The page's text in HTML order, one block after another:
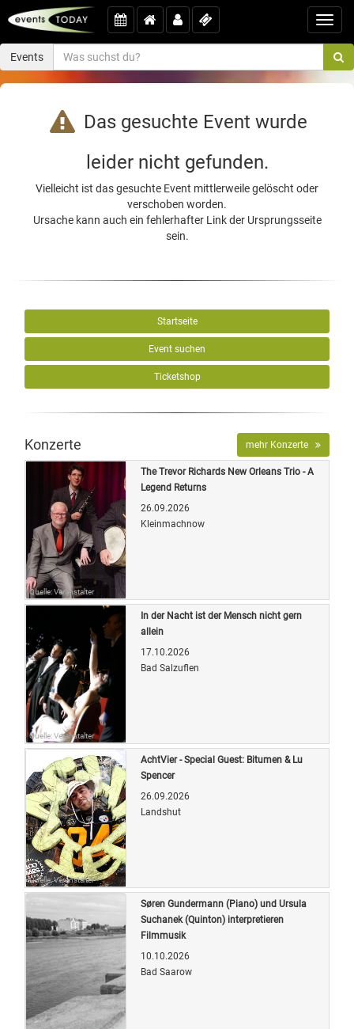
Events
Das gesuchte Event wurde
leider nicht gefunden.
Vielleicht ist das gesuchte Event mittlerweile gelöscht oder
verschoben worden.
Ursache kann auch ein fehlerhafter Link der Ursprungsseite
sein.
Startseite
Event suchen
Ticketshop
Konzerte mehr Konzerte
Quelle: Veranstalter
The Trevor Richards New Orleans Trio - A
Legend Returns
26.09.2026
Kleinmachnow
Quelle: Veranstalter
In der Nacht ist der Mensch nicht gern
allein
17.10.2026
Bad Salzuflen
Quelle: Veranstalter
AchtVier - Special Guest: Bitumen & Lu
Spencer
26.09.2026
Landshut
Quelle: Veranstalter
Søren Gundermann (Piano) und Ursula
Suchanek (Quinton) interpretieren
Filmmusik
10.10.2026
Bad Saarow